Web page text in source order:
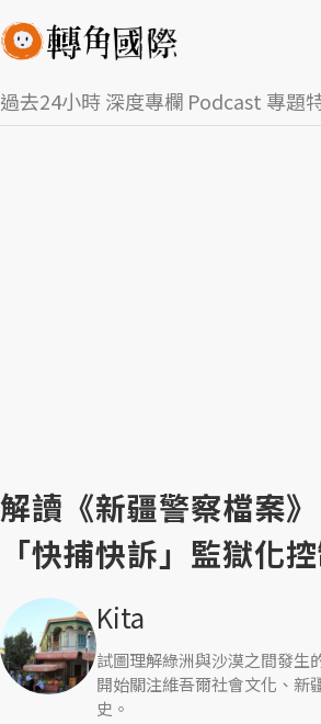
過去24小時深度專欄 Podcast 專題
解讀《新疆警察檔案
「快捕快訴」監獄化
Kita
試圖理解綠洲與沙漠之間發生
開始關注維吾爾社會文化、新
史。